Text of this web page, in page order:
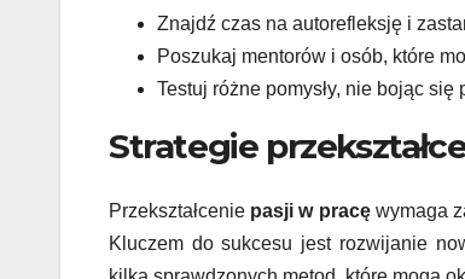
Znajdź czas na autorefleksję i
Poszukaj mentorów i osób, które
Testuj różne pomysły, nie bojąc
Strategie
Przekształcenie pasji w pracęwymaga
Kluczem do sukcesu jest rozwijanie